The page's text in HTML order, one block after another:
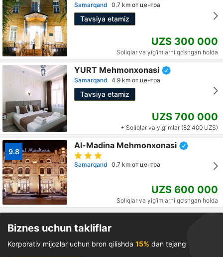
Samarqand 0.7 km от центра
Tavsiya etamiz
UZS 300 000
Soliqlar va yig‘imlarni qo‘shgan holda
YURT Mehmonxonasi
Samarqand 4.9 km от центра
Tavsiya etamiz
UZS 700 000
+ Soliqlar va yig‘imlar (82 400 UZS)
9.8
Al-Madina Mehmonxonasi
Samarqand 0.7 km от центра
UZS 600 000
Soliqlar va yig‘imlarni qo‘shgan holda
Biznes uchun takliflar
Korporativ mijozlar uchun bron qilishda 15% dan tejang